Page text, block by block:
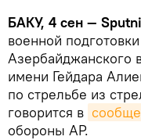
БАКУ, 4 сен —
военной
Азербайджанского
имени Гейдара
по стрельбе из
говорится в
обороны АР.